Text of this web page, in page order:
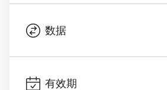
数据
有效期